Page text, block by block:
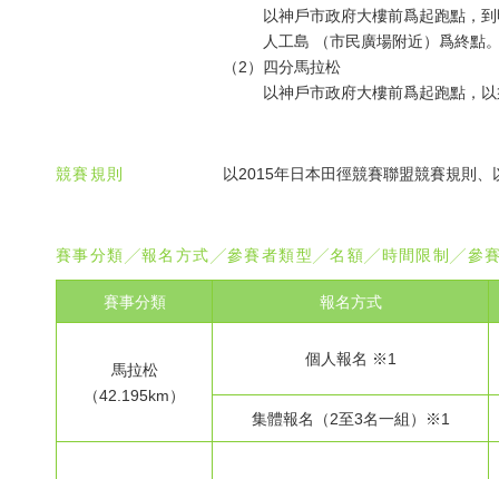
以神戶市政府大樓前爲起跑點，
人工島 （市民廣場附近）爲終點
（2） 四分馬拉松
以神戶市政府大樓前爲起跑點，
競賽規則 以2015年日本田徑競賽聯盟競賽規則
賽事分類╱報名方式╱參賽者類型╱名額╱時間限制╱參
賽事分類 報名方式
馬拉松
（42.195km）
個人報名 ※1
集體報名（2至3名一組）※1